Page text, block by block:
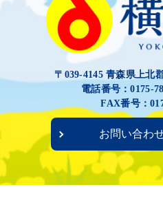
〒039-4145 青森県上北
電話番号：0175-
FAX番号：
お問い合わ